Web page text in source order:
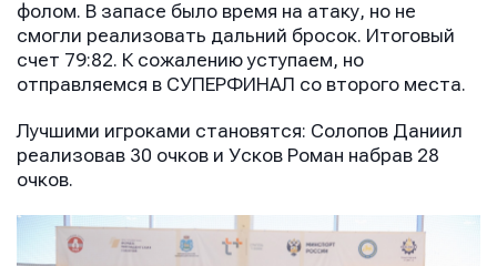
фолом. В запасе было время на атаку, но не
смогли реализовать дальний бросок. Итоговый
счет 79:82. К сожалению уступаем, но
отправляемся в СУПЕРФИНАЛ со второго места.
Лучшими игроками становятся: Солопов Даниил
реализовав 30 очков и Усков Роман набрав 28
очков.